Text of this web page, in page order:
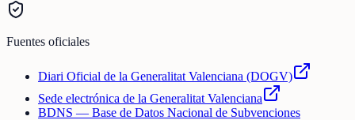
Fuentes oficiales
Diari Oficial de la Generalitat Valenciana (DOGV)
Sede electrónica de la Generalitat Valenciana
BDNS — Base de Datos Nacional de Subvenciones